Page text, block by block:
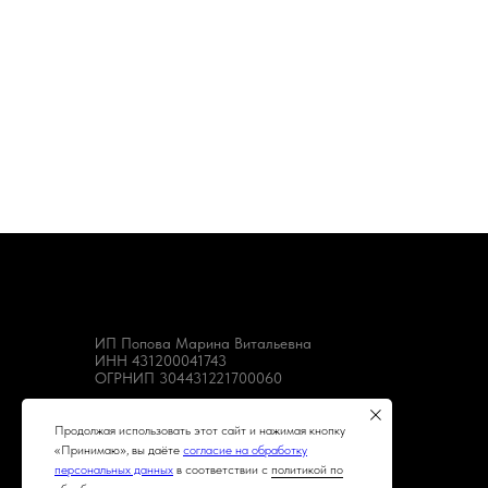
Продолжая использовать этот сайт и нажимая кнопку
«Принимаю», вы даёте согласие на обработку
персональных данных в соответствии с политикой по
ИП Попова Марина Витальевна
ИНН 431200041743
ОГРНИП 304431221700060